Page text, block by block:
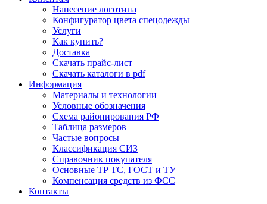
Нанесение логотипа
Конфигуратор цвета спецодежды
Услуги
Как купить?
Доставка
Скачать прайс-лист
Скачать каталоги в pdf
Информация
Материалы и технологии
Условные обозначения
Схема районирования РФ
Таблица размеров
Частые вопросы
Классификация СИЗ
Справочник покупателя
Основные ТР ТС, ГОСТ и ТУ
Компенсация средств из ФСС
Контакты